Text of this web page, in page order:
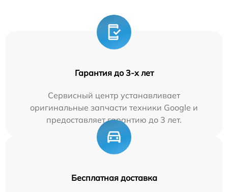
Гарантия до 3-х лет
Сервисный центр устанавливает
оригинальные запчасти техники Google и
предоставляет гарантию до 3 лет.
Бесплатная доставка